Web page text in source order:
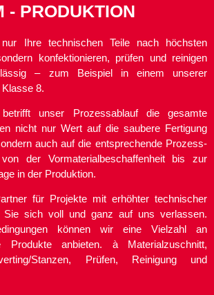
- PRODUKTION
Ihre technischen Teile nach höchsten
konfektionieren, prüfen und reinigen
– zum Beispiel in einem unserer
8.
betrifft unser Prozessablauf die gesamte
nicht nur Wert auf die saubere Fertigung
auch auf die entsprechende Prozess-
der Vormaterialbeschaffenheit bis zur
in der Produktion.
für Projekte mit erhöhter technischer
Sie sich voll und ganz auf uns verlassen.
können wir eine Vielzahl an
anbieten. à Materialzuschnitt,
Stanzen, Prüfen, Reinigung und